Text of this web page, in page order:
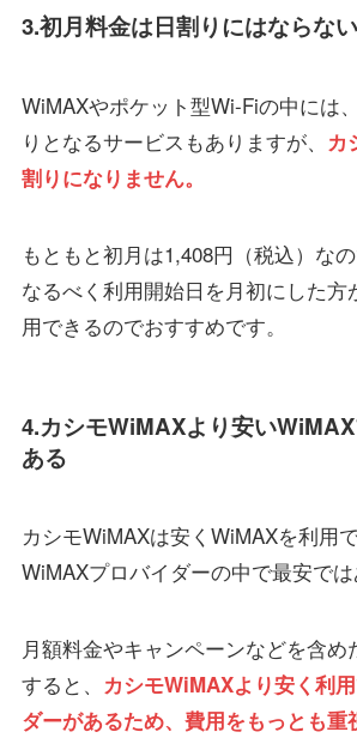
3.初月料金は日割りにはならない
WiMAXやポケット型Wi-Fiの中には
りとなるサービスもありますが、
カ
割りになりません。
もともと初月は1,408円（税込）なの
なるべく利用開始日を月初にした方
用できるのでおすすめです。
4.カシモWiMAXより安い
ある
カシモWiMAXは安くWiMAXを利用で
WiMAXプロバイダーの中で最安では
月額料金やキャンペーンなどを含め
すると、
カシモWiMAXより安く利
ダーがあるため、費用をもっとも重